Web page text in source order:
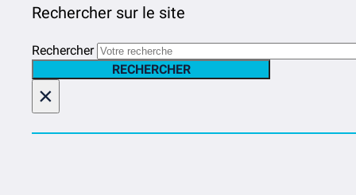
Rechercher sur le site
Rechercher
RECHERCHER
×